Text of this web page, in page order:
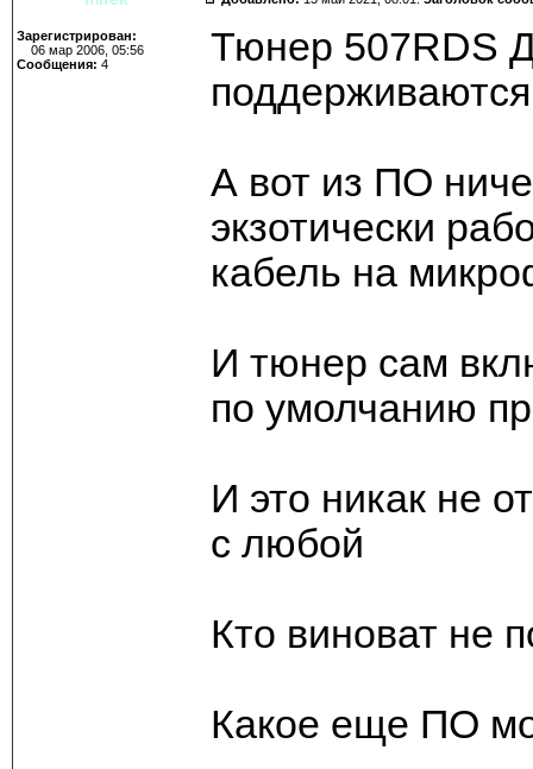
Зарегистрирован:
06 мар 2006, 05:56
Сообщения: 4
Тюнер 507RDS
А вот из ПО
экзотически
кабель на
И тюнер сам
по умолчанию
И это никак не
с любой
Кто виноват не
Какое еще ПО